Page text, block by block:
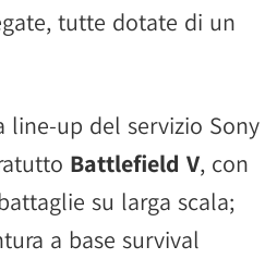
tutte dotate di un
line-up del servizio Sony
Battlefield V, con
su larga scala;
a base survival